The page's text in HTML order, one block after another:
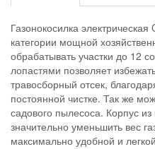
Газонокосилка
категории мощной
обрабатывать участки до 12
лопастями позволяет
травосборный отсек,
постоянной чистке. Так же
садового пылесоса. Корпус
значительно уменьшить вес
максимально удобной и